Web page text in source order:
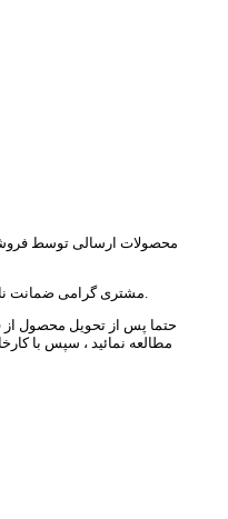
محصولات ارسالی توسط
حتما پس از تحویل محصول از
مطالعه نمائید ، سپس با